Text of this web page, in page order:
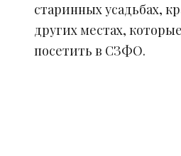
старинных усадьбах,
других местах,
посетить в СЗФО.